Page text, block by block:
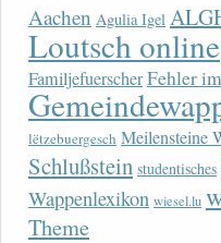
Aachen Agulia Igel
Loutsch online
FamiljefuerscherFehler
lëtzebuergesch Meilensteine
Schlußstein studentisches
Wappenlexikon wiesel.lu
Theme